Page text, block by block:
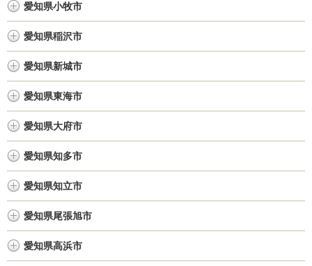
愛知県小牧市
愛知県稲沢市
愛知県新城市
愛知県東海市
愛知県大府市
愛知県知多市
愛知県知立市
愛知県尾張旭市
愛知県高浜市